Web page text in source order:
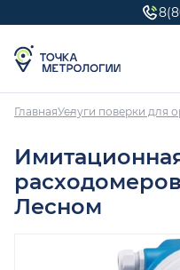
ГлавнаяУслуги поверки для
Лесном